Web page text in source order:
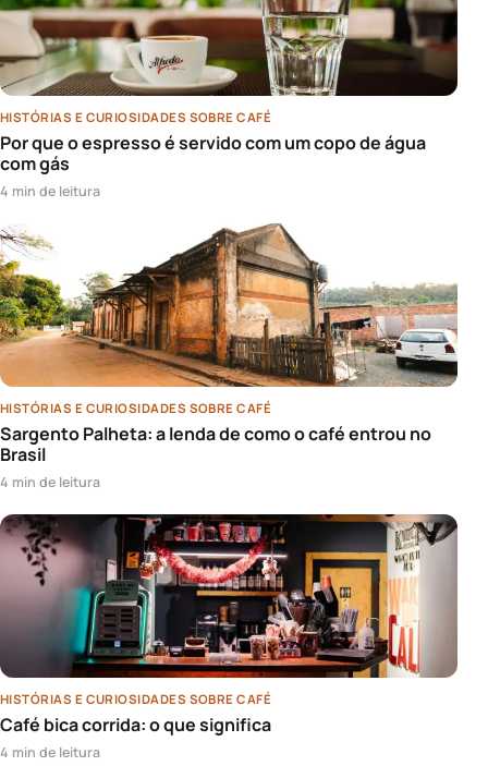
HISTÓRIAS E CURIOSIDADES SOBRE CAFÉ
Por que o espresso é servido com um copo de água
com gás
4 min de leitura
HISTÓRIAS E CURIOSIDADES SOBRE CAFÉ
Sargento Palheta: a lenda de como o café entrou no
Brasil
4 min de leitura
HISTÓRIAS E CURIOSIDADES SOBRE CAFÉ
Café bica corrida: o que significa
4 min de leitura